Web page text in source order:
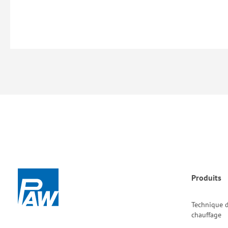
Produits
Technique
chauffage